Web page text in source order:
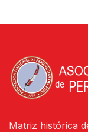
Matriz histórica